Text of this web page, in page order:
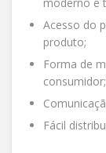
Acesso do
produto;
Forma de
consumidor;
Fácil